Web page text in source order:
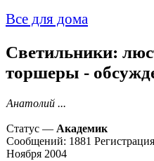
Все для дома
Светильники:
торшеры -
Анатолий ...
Статус — Академик
Сообщений: 1881
Ноября 2004